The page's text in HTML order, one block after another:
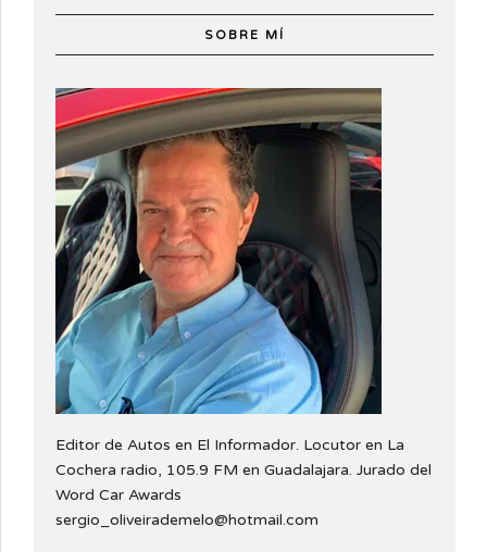
SOBRE MÍ
Editor de Autos en El Informador. Locutor en La
Cochera radio, 105.9 FM en Guadalajara. Jurado del
Word Car Awards
sergio_oliveirademelo@hotmail.com